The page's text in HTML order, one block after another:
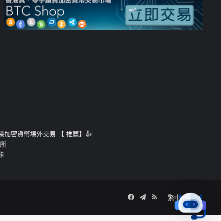
加密貨幣埸外交易 【 推薦】👍
繁中 簡中
Facebook
Telegram
RSS